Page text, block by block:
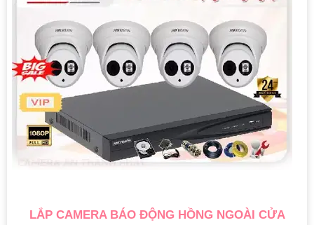
LẮP CAMERA BÁO ĐỘNG HỒNG NGOÀI CỬA